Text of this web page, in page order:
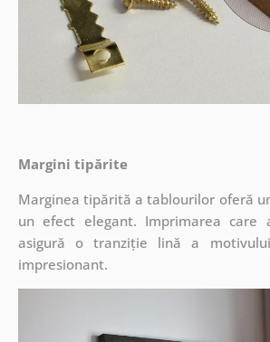
Margini tipărite
Marginea tipărită a tablourilor oferă
un efect elegant. Imprimarea care
asigură o tranziție lină a
impresionant.